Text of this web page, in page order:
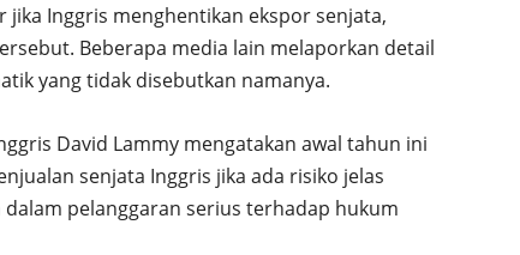
Inggris menghentikan ekspor senjata,
Beberapa media lain melaporkan detail
yang tidak disebutkan namanya.
David Lammy mengatakan awal tahun ini
senjata Inggris jika ada risiko jelas
pelanggaran serius terhadap hukum